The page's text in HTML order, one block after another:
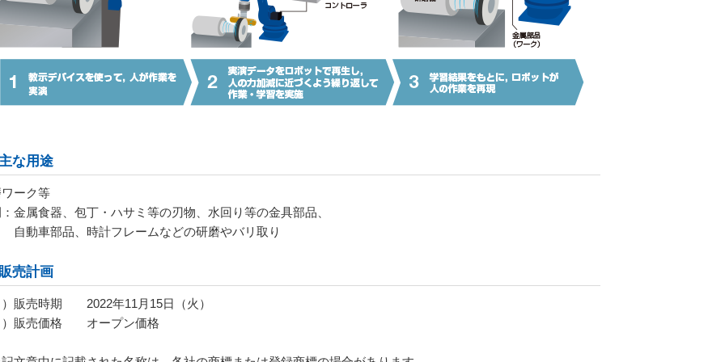
な用途
ーク等
金属食器、包丁・ハサミ等の刃物、水回り等の金具部品、
車部品、時計フレームなどの研磨やバリ取り
売計画
）販売時期 2022年11 月 15日（火）
）販売価格 オープン価格